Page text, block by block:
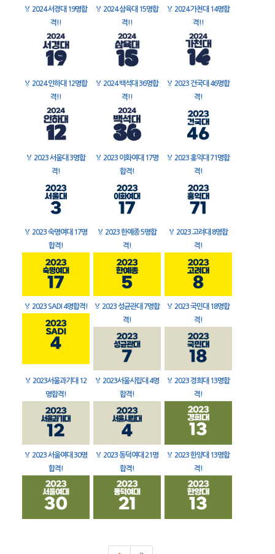
🏅 2024 서경대 19명합
격!!
🏅 2024 삼육대 15명합
격!!
🏅 2024 가천대 14명합
격!!
🏅 2024 인하대 12명합
격!!
🏅 2024 백석대 36명합
격!!
🏅 2023 건국대 46명합
격!
🏅 2023 서울대 3명합
격!
🏅 2023 이화여대 17명
합격!
🏅 2023 홍익대 71명합
격!
🏅 2023 숙명여대 17명
합격!
🏅 2023 한예종 5명합
격!
🏅 2023 고려대 8명합
격!
🏅 2023 SADI 4명합격! 🏅 2023 성균관대 7명합
격!
🏅 2023 국민대 18명합
격!
🏅 2023서울과기대 12
명합격!
🏅 2023서울시립대 4명
합격!
🏅 2023 경희대 13명합
격!
🏅 2023 서울여대 30명
합격!
🏅 2023 동덕여대 21명
합격!
🏅 2023 한양대 13명합
격!